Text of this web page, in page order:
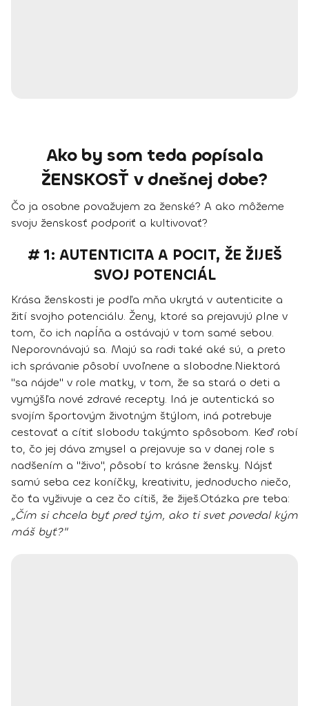
Ako by som teda popísala
ŽENSKOSŤ v dnešnej dobe?
Čo ja osobne považujem za ženské? A ako môžeme
svoju ženskosť podporiť a kultivovať?
# 1: AUTENTICITA A POCIT, ŽE ŽIJEŠ
SVOJ POTENCIÁL
Krása ženskosti je podľa mňa ukrytá v autenticite a
žití svojho potenciálu. Ženy, ktoré sa prejavujú plne v
tom, čo ich napĺňa a ostávajú v tom samé sebou.
Neporovnávajú sa. Majú sa radi také aké sú, a preto
ich správanie pôsobí uvoľnene a slobodne.Niektorá
"sa nájde" v role matky, v tom, že sa stará o deti a
vymýšľa nové zdravé recepty. Iná je autentická so
svojím športovým životným štýlom, iná potrebuje
cestovať a cítiť slobodu takýmto spôsobom. Keď robí
to, čo jej dáva zmysel a prejavuje sa v danej role s
nadšením a "živo", pôsobí to krásne žensky. Nájsť
samú seba cez koníčky, kreativitu, jednoducho niečo,
čo ťa vyživuje a cez čo cítiš, že žiješ.Otázka pre teba:
„Čím si chcela byť pred tým, ako ti svet povedal kým
máš byť?"